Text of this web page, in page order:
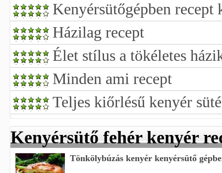
Kenyérsütőgépben recept
Házilag recept
Élet stílus a tökéletes
Minden ami recept
Teljes kiőrlésű kenyér
Kenyérsütő fehér kenyér
Tönkölybúzás kenyér kenyérsütő